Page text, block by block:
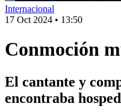
Internacional
17 Oct 2024 • 13:50
Conmoción
El cantante y
encontraba